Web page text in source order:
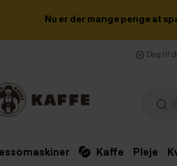
Nu er der mange penge at
Dag til
Kaffe Pleje